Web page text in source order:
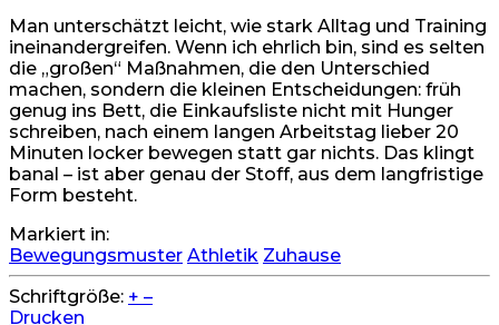
Man unterschätzt leicht, wie stark Alltag und Training
ineinandergreifen. Wenn ich ehrlich bin, sind es selten
die „großen“ Maßnahmen, die den Unterschied
machen, sondern die kleinen Entscheidungen: früh
genug ins Bett, die Einkaufsliste nicht mit Hunger
schreiben, nach einem langen Arbeitstag lieber 20
Minuten locker bewegen statt gar nichts. Das klingt
banal – ist aber genau der Stoff, aus dem langfristige
Form besteht.
Markiert in:
Bewegungsmuster Athletik Zuhause
Schriftgröße: + –
Drucken